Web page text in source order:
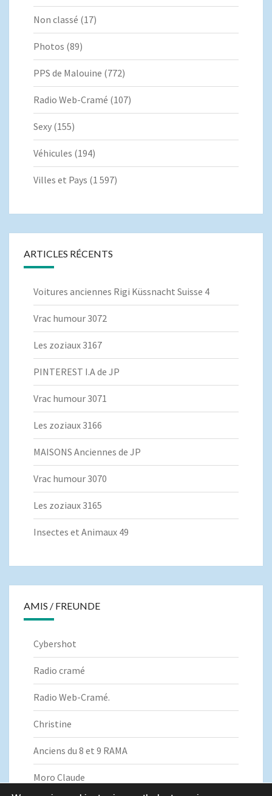
Non classé (17)
Photos (89)
PPS de Malouine (772)
Radio Web-Cramé (107)
Sexy (155)
Véhicules (194)
Villes et Pays (1 597)
ARTICLES RÉCENTS
Voitures anciennes Rigi Küssnacht Suisse 4
Vrac humour 3072
Les zoziaux 3167
PINTEREST I.A de JP
Vrac humour 3071
Les zoziaux 3166
MAISONS Anciennes de JP
Vrac humour 3070
Les zoziaux 3165
Insectes et Animaux 49
AMIS / FREUNDE
Cybershot
Radio cramé
Radio Web-Cramé.
Christine
Anciens du 8 et 9 RAMA
Moro Claude